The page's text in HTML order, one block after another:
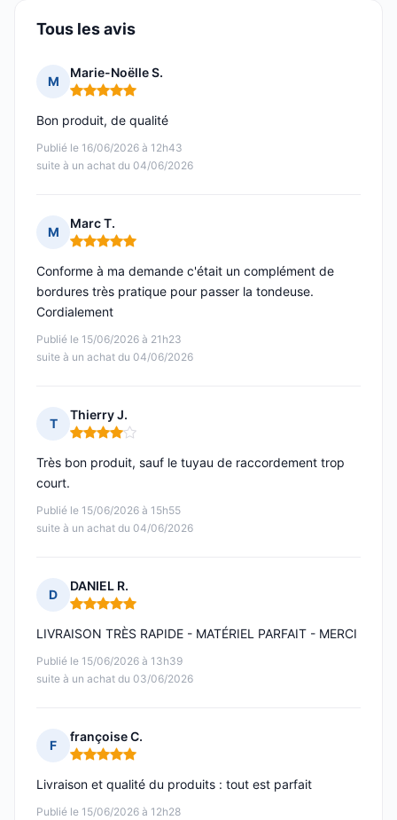
Tous les avis
M
Marie-Noëlle S.
Note : 5 sur 5
Publié le 16/06/2026 à 12h43
suite à un achat du 04/06/2026
Bon produit, de qualité
M
Marc T.
Note : 5 sur 5
Publié le 15/06/2026 à 21h23
suite à un achat du 04/06/2026
Conforme à ma demande c'était un complément de
bordures très pratique pour passer la tondeuse.
Cordialement
T
Thierry J.
Note : 4 sur 5
Publié le 15/06/2026 à 15h55
suite à un achat du 04/06/2026
Très bon produit, sauf le tuyau de raccordement trop
court.
D
DANIEL R.
Note : 5 sur 5
Publié le 15/06/2026 à 13h39
suite à un achat du 03/06/2026
LIVRAISON TRÈS RAPIDE - MATÉRIEL PARFAIT - MERCI
F
françoise C.
Note : 5 sur 5
Publié le 15/06/2026 à 12h28
Livraison et qualité du produits : tout est parfait